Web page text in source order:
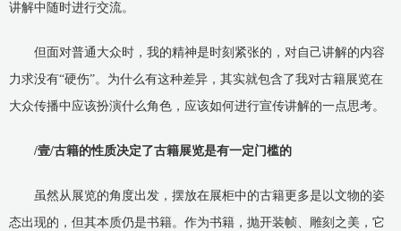
讲解中随时进行交流。
但面对普通大众时，我的精神是时刻紧张的，对自己讲解的内容
力求没有“硬伤”。为什么有这种差异，其实就包含了我对古籍展览在
大众传播中应该扮演什么角色，应该如何进行宣传讲解的一点思考。
/壹/古籍的性质决定了古籍展览是有一定门槛的
虽然从展览的角度出发，摆放在展柜中的古籍更多是以文物的姿
态出现的，但其本质仍是书籍。作为书籍，抛开装帧、雕刻之美，它